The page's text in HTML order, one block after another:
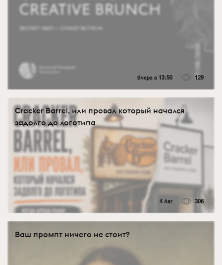
Вчера в 13:50 129
Cracker Barrel, или провал который начался
задолго до логотипа
4 Авг 306
Ваш промпт ничего не стоит?